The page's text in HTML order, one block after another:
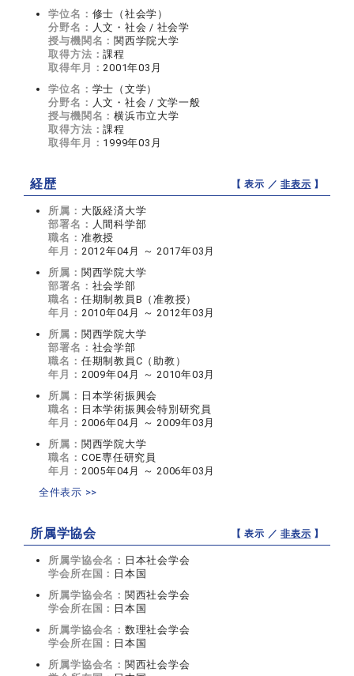
学位名： 修士（社会学）
分野名： 人文・社会 / 社会学
授与機関名： 関西学院大学
取得方法：課程
取得年月：2001年03月
学位名： 学士（文学）
分野名： 人文・社会 / 文学一般
授与機関名：横浜市立大学
取得方法：課程
取得年月： 1999年03月
経歴 【 表示 ／非表示 】
所属： 大阪経済大学
部署名： 人間科学部
職名： 准教授
年月： 2012年04月 ～ 2017年03月
所属： 関西学院大学
部署名： 社会学部
職名： 任期制教員B（准教授）
年月： 2010年04月 ～ 2012年03月
所属： 関西学院大学
部署名： 社会学部
職名： 任期制教員C（助教）
年月： 2009年04月 ～ 2010年03月
所属： 日本学術振興会
職名： 日本学術振興会特別研究員
年月： 2006年04月 ～ 2009年03月
所属： 関西学院大学
職名： COE専任研究員
年月： 2005年04月 ～ 2006年03月
全件表示 >>
所属学協会 【 表示 ／非表示 】
所属学協会名： 日本社会学会
学会所在国： 日本国
所属学協会名： 関西社会学会
学会所在国： 日本国
所属学協会名： 数理社会学会
学会所在国： 日本国
所属学協会名： 関西社会学会